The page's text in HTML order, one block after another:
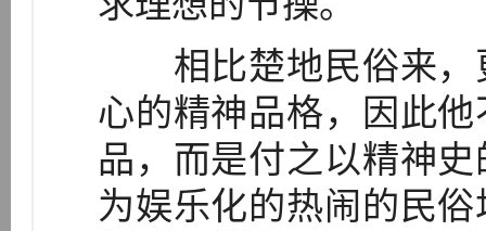
相比楚地民俗来，
心的精神品格，因此
品，而是付之以精神
为娱乐化的热闹的民